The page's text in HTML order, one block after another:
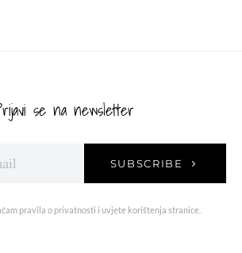
se na newsletter
SUBSCRIBE
pravila o privatnosti i uvjete korištenja stranice.